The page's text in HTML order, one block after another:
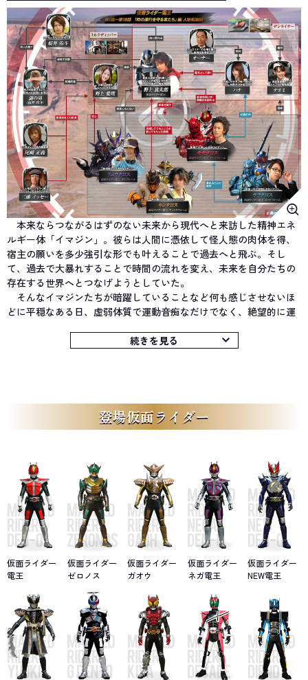
本来ならつながるはずのない未来から現代へと来訪した精神エネ
ルギー体「イマジン」。彼らは人間に憑依して怪人態の肉体を得、
宿主の願いを多少強引な形でも叶えることで過去へと飛ぶ。そし
て、過去で大暴れすることで時間の流れを変え、未来を自分たちの
存在する世界へとつなげようとしていた。
そんなイマジンたちが暗躍していることなど何も感じさせないほ
どに平穏なある日、虚弱体質で運動音痴なだけでなく、絶望的に運
を拾う。それは過去へ未来へと時の流れの中を進みながら、時間を
ーパスの所有者である女性、ハナの導きにより、良太郎は特異点だ
けがなれる時を守る戦士「仮面ライダー電王 プラットフォーム」へ
そんな彼に対して俺が戦うと声を掛けてきたのは、良太郎が特異点
と知らずにうっかり彼に憑依してしまったイマジンであった。良太
郎の身体を借りたそのイマジンは「仮面ライダー電王 ソードフォー
ム」へと変身！ 相手が誰であれ「カッコよく暴れたい」という自
分の願望を叶えるべく大立ち回りを展開し、見事に敵イマジンを粉
砕する。
その後、良太郎が抱いた童話『桃太郎』の鬼のイメージから姿を
得たイマジンは「モモタロス」と名付けられ、デンライナーに乗
った良太郎だったが、悪いことは許さないという彼のまっすぐかつ
頑固な心にモモタロスが気圧されるという一面もあり、互いに信頼
も芽生えていく。
そして、そんなふたりに導かれるように新たなイマジンたちが良
太郎へと憑依。童話『浦島太郎』の亀のイメージから姿を得た「ウ
ラタロス」。童話『金太郎』の熊のイメージから姿を得た「キンタ
続きを見る
登場仮面ライダー
仮面ライダー
電王
仮面ライダー
ゼロノス
仮面ライダー
ガオウ
仮面ライダー
ネガ電王
仮面ライダー
NEW電王